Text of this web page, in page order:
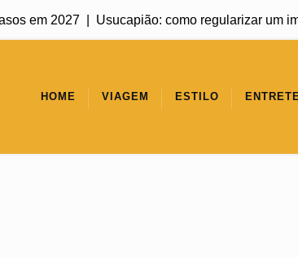
em 2027 |Usucapião: como regularizar um
HOME VIAGEM ESTILO